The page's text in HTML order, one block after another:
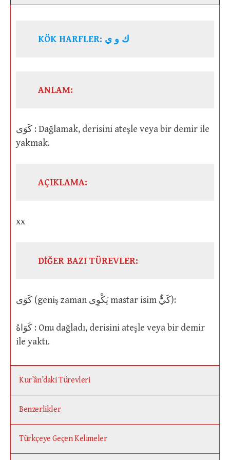
KÖK HARFLER: ك و ي
ANLAM:
كَوَى : Dağlamak, derisini ateşle veya bir demir ile
yakmak.
AÇIKLAMA:
xx
DİĞER BAZI TÜREVLER:
كَوَى (geniş zaman يَكْوِى mastar isim كَيٌّ):
كَوَاهُ : Onu dağladı, derisini ateşle veya bir demir
ile yaktı.
Kur’ân’daki Türevleri
Benzerlikler
Türkçeye Geçen Kelimeler